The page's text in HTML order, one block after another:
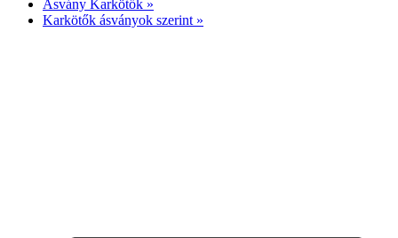
Ásvány Karkötők »
Karkötők ásványok szerint »